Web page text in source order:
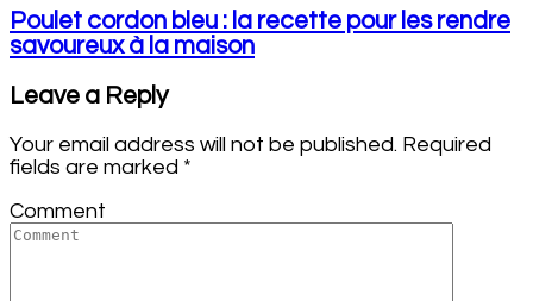
Poulet cordon bleu : la recette pour les rendre
savoureux à la maison
Leave a Reply
Your email address will not be published. Required
fields are marked *
Comment